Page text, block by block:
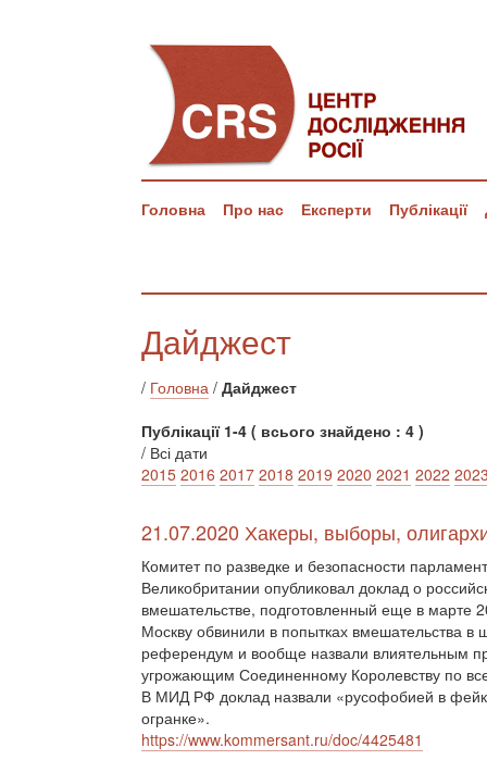
Головна Про нас Експерти Публікації
Дайджест
/ Головна / Дайджест
Публікації 1-4 ( всього знайдено : 4 )
/ Всі дати
2015 2016 2017 2018 2019 2020 2021 2022
21.07.2020 Хакеры, выборы,
Комитет по разведке и безопасности
Великобритании опубликовал доклад о
вмешательстве, подготовленный еще в марте
Москву обвинили в попытках вмешательства в
референдум и вообще назвали влиятельным
угрожающим Соединенному Королевству по
В МИД РФ доклад назвали «русофобией в
огранке».
https://www.kommersant.ru/doc/4425481